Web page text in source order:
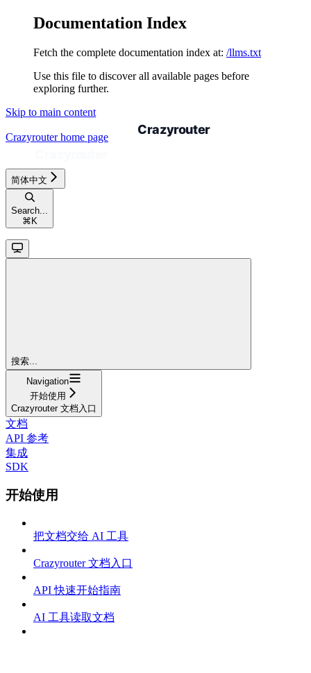
Documentation Index
Fetch the complete documentation index at: /llms.txt
Use this file to discover all available pages before
exploring further.
Skip to main content
Crazyrouterhome page
简体中文
Search...
⌘ K
搜索...
Navigation
开始使用
Crazyrouter 文档入口
文档
API 参考
集成
SDK
开始使用
把文档交给 AI 工具
Crazyrouter 文档入口
API 快速开始指南
AI 工具读取文档